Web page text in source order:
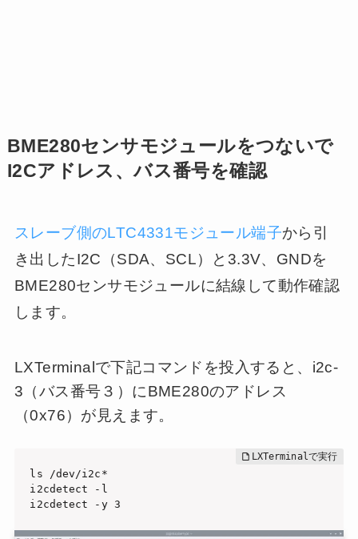
BME280センサモジュールをつないで
I2Cアドレス、バス番号を確認
スレーブ側のLTC4331モジュール端子から引
き出したI2C（SDA、SCL）と3.3V、GNDを
BME280センサモジュールに結線して動作確認
します。
LXTerminalで下記コマンドを投入すると、i2c-
3（バス番号３）にBME280のアドレス
（0x76）が見えます。
ls /dev/i2c*
i2cdetect -l
i2cdetect -y 3